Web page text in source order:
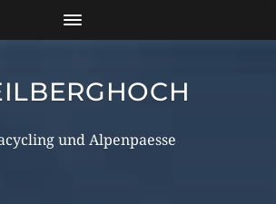
und Alpenpaesse